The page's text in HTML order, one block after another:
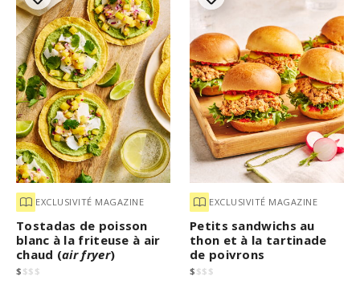
EXCLUSIVITÉ MAGAZINE
Tostadas de poisson
blanc à la friteuse à air
chaud (air fryer)
$ $$ $
EXCLUSIVITÉ MAGAZINE
Petits sandwichs au
thon et à la tartinade
de poivrons
$ $$ $